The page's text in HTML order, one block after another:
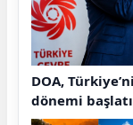
DOA,
dönemi